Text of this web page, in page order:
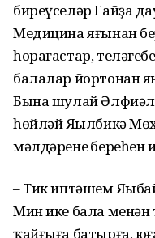
биреүселәр Гайҙа
Медицина яғынан
һорағастар,
балалар йортонан
Бына шулай
һөйләй Яңылбикә
мәлдәренең береһен
– Тик иптәшем
Мин ике бала
ҡайғыға батырға,